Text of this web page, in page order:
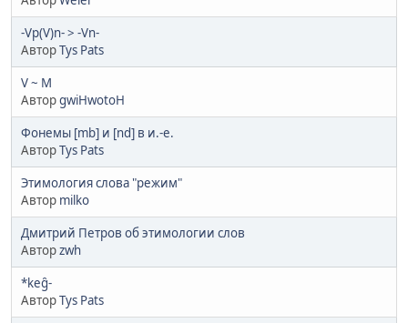
-Vp(V)n- > -Vn-
АвторTys Pats
V ~ M
АвторgwiHwotoH
Фонемы [mb] и [nd] в и.-е.
АвторTys Pats
Этимология слова "режим"
Автор milko
Дмитрий Петров об этимологии слов
Авторzwh
*keg̑-
АвторTys Pats